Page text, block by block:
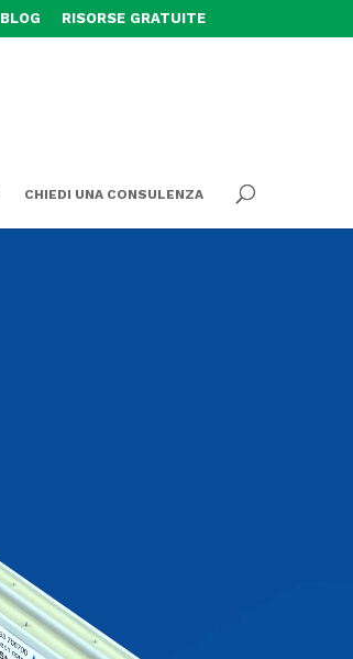
BLOG RISORSE GRATUITE
CHIEDI UNA CONSULENZA